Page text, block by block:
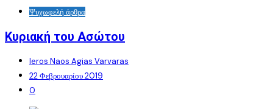
Ψυχωφελή άρθρα
Κυριακή του Ασώτου
Ieros Naos Agias Varvaras
22 Φεβρουαρίου 2019
0